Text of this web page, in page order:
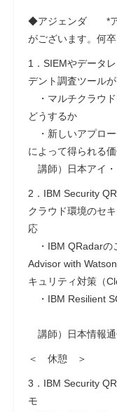
◆アジェンダ *ア
がございます。何卒
1．SIEMやデータ
デント調査ツール
・マルチクラウド
どうするか
・新しいアプロー
によって得られる
講師）日本アイ・
2．IBM Security
クラウド環境のセ
応
・IBM QRadarの
Advisor with
キュリティ対策（
・IBM Resilient
講師）日本情報
＜ 休憩 ＞
3．IBM Security
モ